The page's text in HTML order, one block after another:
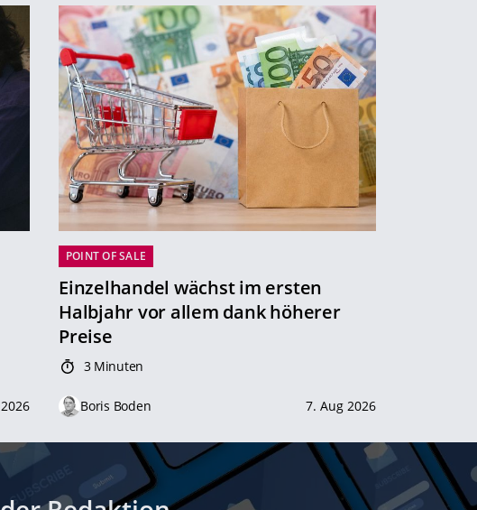
POINT OF SALE
Einzelhandel wächst im ersten
Halbjahr vor allem dank höherer
Preise
3 Minuten
Boris Boden 7. Aug 2026